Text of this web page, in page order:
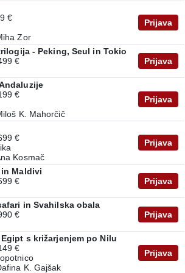
€
Zor
Prijava
- Peking, Seul in Tokio
€
Prijava
€
K. Mahorčič
Prijava
€
Kosmač
Prijava
Maldivi
€
Prijava
in Svahilska obala
€
Prijava
s križarjenjem po Nilu
€
K. Gajšak
Prijava